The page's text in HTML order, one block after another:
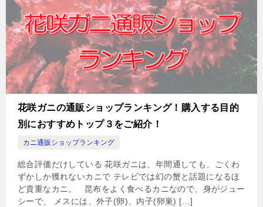
花咲ガニの通販ショップランキング！購入する目的
別におすすめトップ３をご紹介！
カニ通販ショップランキング
総合評価だけしている 花咲ガニは、年間通しても、ごくわ
ずかしか獲れないカニで テレビでは幻の蟹と話題になるほ
ど貴重なカニ。 昆布をよく食べるカニなので、身がジュー
シーで、 メスには、外子(卵)、内子(卵巣) […]